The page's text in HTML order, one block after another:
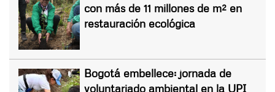
con más de 11 millones de m² en
restauración ecológica
Bogotá embellece: jornada de
voluntariado ambiental en la UPI